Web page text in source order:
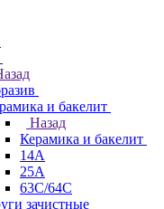
и бакелит
Назад
Керамика и бакелит
14А
25А
63С/64С
зачистные